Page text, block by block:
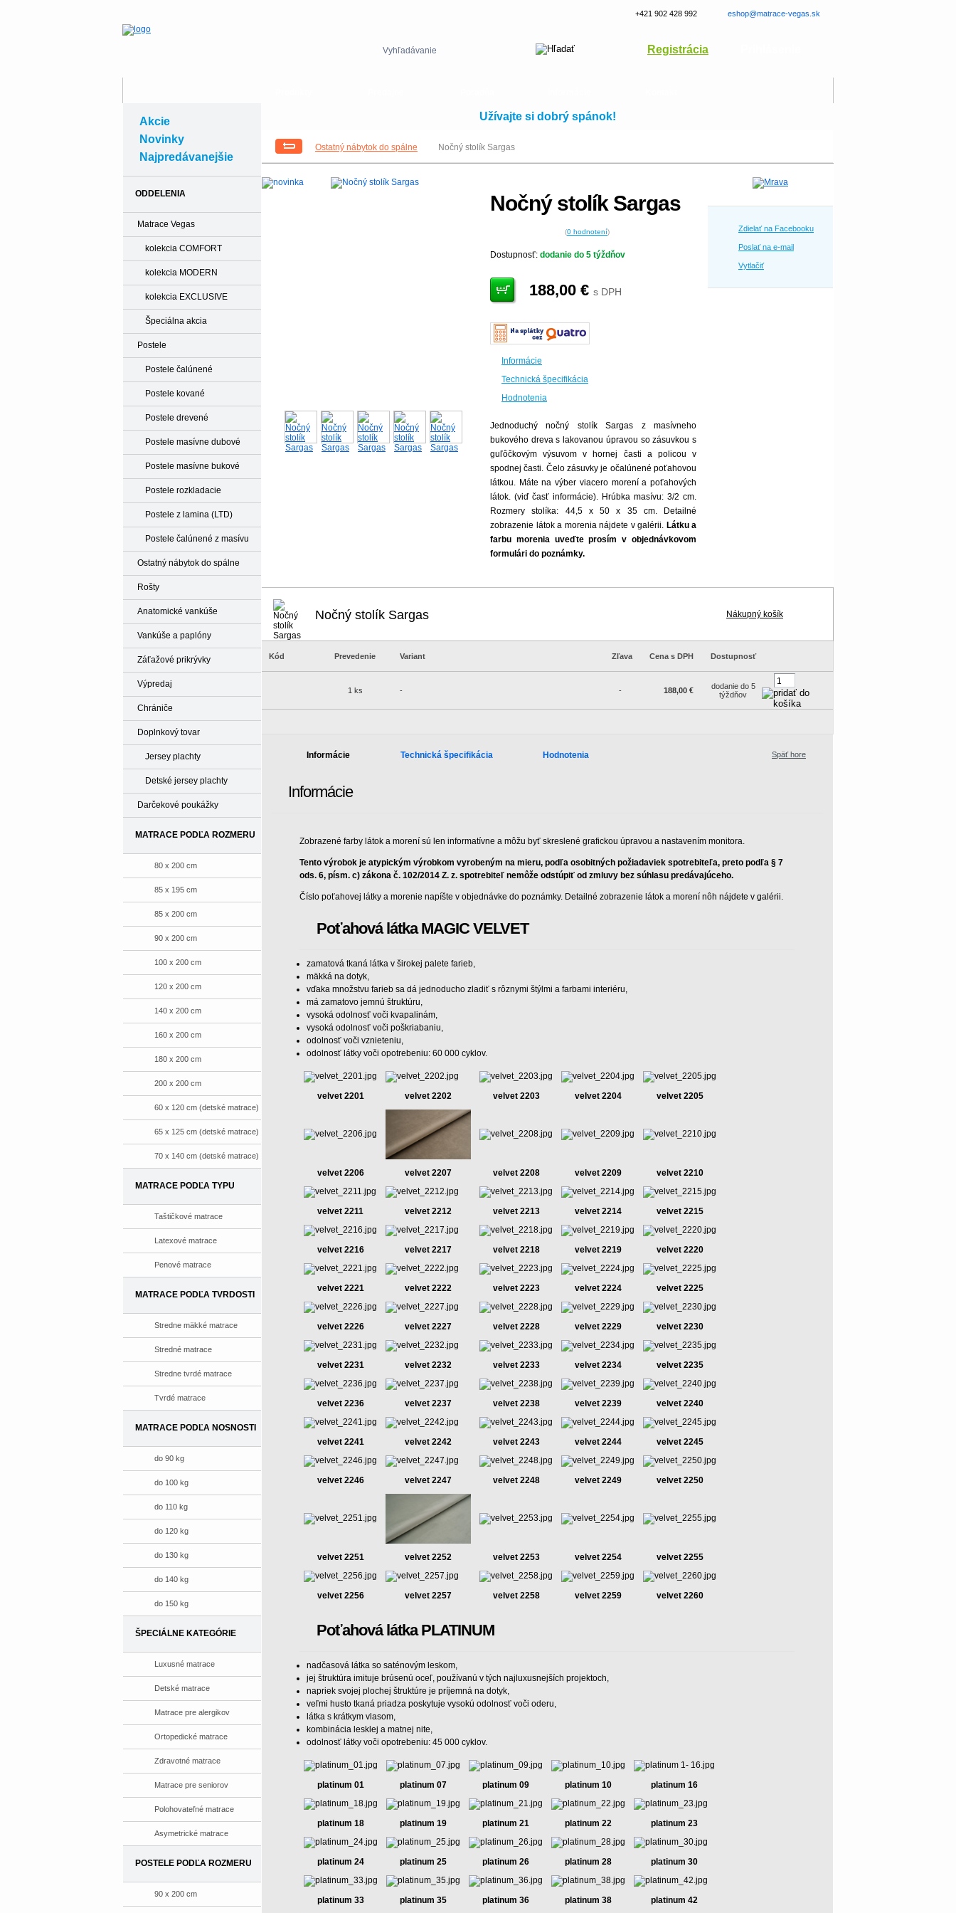
Užívajte si dobrý spánok!
Ostatný nábytok do spálne Nočný stolík Sargas
Nočný stolík Sargas
(0 hodnotení)
Dostupnosť: dodanie do 5 týždňov
188,00 € s DPH
Informácie
Technická špecifikácia
Hodnotenia
Jednoduchý nočný stolík Sargas z masívneho
bukového dreva s lakovanou úpravou so zásuvkou s
guľôčkovým výsuvom v hornej časti a policou v
spodnej časti. Čelo zásuvky je očalúnené poťahovou
látkou. Máte na výber viacero morení a poťahových
látok. (viď časť informácie). Hrúbka masívu: 3/2 cm.
Rozmery stolíka: 44,5 x 50 x 35 cm. Detailné
zobrazenie látok a morenia nájdete v galérii. Látku a
farbu morenia uveďte prosím v objednávkovom
formulári do poznámky.
Zdielať na Facebooku
Poslať na e-mail
Vytlačiť
Nočný stolík Sargas Nákupný košík
Kód Prevedenie Variant Zľava Cena s DPH Dostupnosť
1 ks - - 188,00 €
dodanie do 5
týždňov
Informácie Technická špecifikácia Hodnotenia Späť hore
Informácie
Zobrazené farby látok a morení sú len informatívne a môžu byť skreslené grafickou úpravou a nastavením monitora.
Tento výrobok je atypickým výrobkom vyrobeným na mieru, podľa osobitných požiadaviek spotrebiteľa, preto podľa § 7
ods. 6, písm. c) zákona č. 102/2014 Z. z. spotrebiteľ nemôže odstúpiť od zmluvy bez súhlasu predávajúceho.
Číslo poťahovej látky a morenie napíšte v objednávke do poznámky. Detailné zobrazenie látok a morení nôh nájdete v galérii.
Poťahová látka MAGIC VELVET
zamatová tkaná látka v širokej palete farieb,
mäkká na dotyk,
vďaka množstvu farieb sa dá jednoducho zladiť s rôznymi štýlmi a farbami interiéru,
má zamatovo jemnú štruktúru,
vysoká odolnosť voči kvapalinám,
vysoká odolnosť voči poškriabaniu,
odolnosť voči vznieteniu,
odolnosť látky voči opotrebeniu: 60 000 cyklov.
velvet 2201 velvet 2202 velvet 2203 velvet 2204 velvet 2205
velvet 2206 velvet 2207 velvet 2208 velvet 2209 velvet 2210
velvet 2211 velvet 2212 velvet 2213 velvet 2214 velvet 2215
velvet 2216 velvet 2217 velvet 2218 velvet 2219 velvet 2220
velvet 2221 velvet 2222 velvet 2223 velvet 2224 velvet 2225
velvet 2226 velvet 2227 velvet 2228 velvet 2229 velvet 2230
velvet 2231 velvet 2232 velvet 2233 velvet 2234 velvet 2235
velvet 2236 velvet 2237 velvet 2238 velvet 2239 velvet 2240
velvet 2241 velvet 2242 velvet 2243 velvet 2244 velvet 2245
velvet 2246 velvet 2247 velvet 2248 velvet 2249 velvet 2250
velvet 2251 velvet 2252 velvet 2253 velvet 2254 velvet 2255
velvet 2256 velvet 2257 velvet 2258 velvet 2259 velvet 2260
Poťahová látka PLATINUM
nadčasová látka so saténovým leskom,
jej štruktúra imituje brúsenú oceľ, používanú v tých najluxusnejších projektoch,
napriek svojej plochej štruktúre je príjemná na dotyk,
veľmi husto tkaná priadza poskytuje vysokú odolnosť voči oderu,
látka s krátkym vlasom,
kombinácia lesklej a matnej nite,
odolnosť látky voči opotrebeniu: 45 000 cyklov.
platinum 01 platinum 07 platinum 09 platinum 10 platinum 16
platinum 18 platinum 19 platinum 21 platinum 22 platinum 23
platinum 24 platinum 25 platinum 26 platinum 28 platinum 30
platinum 33 platinum 35 platinum 36 platinum 38 platinum 42
Akcie
Novinky
Najpredávanejšie
ODDELENIA
Matrace Vegas
kolekcia COMFORT
kolekcia MODERN
kolekcia EXCLUSIVE
Špeciálna akcia
Postele
Postele čalúnené
Postele kované
Postele drevené
Postele masívne dubové
Postele masívne bukové
Postele rozkladacie
Postele z lamina (LTD)
Postele čalúnené z masívu
Ostatný nábytok do spálne
Rošty
Anatomické vankúše
Vankúše a paplóny
Záťažové prikrývky
Výpredaj
Chrániče
Doplnkový tovar
Jersey plachty
Detské jersey plachty
Darčekové poukážky
MATRACE PODĽA ROZMERU
80 x 200 cm
85 x 195 cm
85 x 200 cm
90 x 200 cm
100 x 200 cm
120 x 200 cm
140 x 200 cm
160 x 200 cm
180 x 200 cm
200 x 200 cm
60 x 120 cm (detské matrace)
65 x 125 cm (detské matrace)
70 x 140 cm (detské matrace)
MATRACE PODĽA TYPU
Taštičkové matrace
Latexové matrace
Penové matrace
MATRACE PODĽA TVRDOSTI
Stredne mäkké matrace
Stredné matrace
Stredne tvrdé matrace
Tvrdé matrace
MATRACE PODĽA NOSNOSTI
do 90 kg
do 100 kg
do 110 kg
do 120 kg
do 130 kg
do 140 kg
do 150 kg
ŠPECIÁLNE KATEGÓRIE
Luxusné matrace
Detské matrace
Matrace pre alergikov
Ortopedické matrace
Zdravotné matrace
Matrace pre seniorov
Polohovateľné matrace
Asymetrické matrace
POSTELE PODĽA ROZMERU
90 x 200 cm
+421 902 428 992 eshop@matrace-vegas.sk
Vyhľadávanie Registrácia